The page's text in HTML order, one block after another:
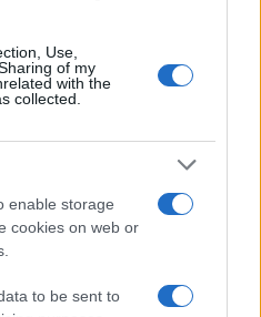
Use,
of my
with the
collected.
enable storage
cookies on web or
to be sent to
των17.900 €
(με κρατική
πολιτική της
από την
hp manual Plus ).Συνδυά
επίπεδο άνεσης με
Advanced Comfort®,
Στη τιμή αυτή